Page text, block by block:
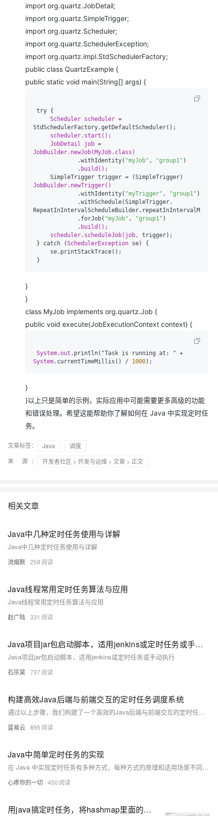
import org.quartz.JobDetail;
import org.quartz.SimpleTrigger;
import org.quartz.Scheduler;
import org.quartz.SchedulerException;
import org.quartz.impl.StdSchedulerFactory;
public class QuartzExample {
public static void main(String[] args) {
Scheduler scheduler =
StdSchedulerFactory.getDefaultScheduler();
JobDetail job
             .withIdentity(
"myJob" , "group1" )
             .
             .withIdentity(
"myTrigger" , "group1" )
             .forJob(
"myJob" , "group1" )
             .
scheduler.scheduleJob(job, trigger);
} catch (SchedulerException se) {
}
}
class MyJob implements org.quartz.Job {
public void execute(JobExecutionContext context) {
System.out
System.currentTimeMillis() / 1000
}
}以上只是简单的示例，实际应用中可能需要更多高级的功能
和错误处理。希望这能帮助你了解如何在 Java 中实现定时任
务。
文章标签： Java
调度
来 源：
开发者社区 > 开发与运维 > 文章 > 正文
相关文章
Java中几种定时任务使用与详解
Java中几种定时任务使用与详解
流烟默 258
Java线程常用定时任务算法与应用
Java线程常用定时任务算法与应用
赵广陆 331
Java项目jar包启动脚本，适用jenkins或定时任务或手动执行
Java项目jar包启动脚本，适用jenkins或定时任务或手动执行
石宗昊 737
构建高效Java后端与前端交互的定时任务调度系统
通过以上步骤，我们构建了一个高效的Java后端与前端交互的定时任务调度系统。该系统使用Spring Boot作为后端框架，Quartz作为任务调度器，并通过前端界面实现用户交互。此系统可以应用于各种需要定时任务调度的业务场景，如数据同步、报告生成和系统监控等。
蓝易云 895
Java中简单定时任务的实现
在 Java 中实现定时任务有多种方式，每种方式的原理和适用场景不同。`java.util.Timer` 和 `TimerTask` 通过单线程执行任务，适合简单场景；`ScheduledExecutorService` 基于线程池，支持多线程并发，更加灵活和健壮；三种方式各有优劣，开发者可根据需求选择合适的方案。
心疼你的一切 450
用java搞定时任务，将hashmap里面的值存到文件里面去